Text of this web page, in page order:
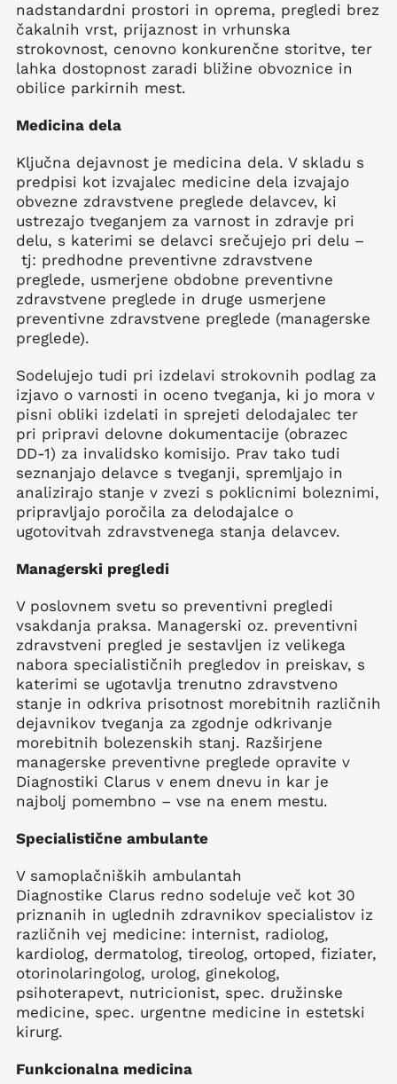
nadstandardni prostori in oprema, pregledi brez
čakalnih vrst, prijaznost in vrhunska
strokovnost, cenovno konkurenčne storitve, ter
lahka dostopnost zaradi bližine obvoznice in
obilice parkirnih mest.
Medicina dela
Ključna dejavnost je medicina dela. V skladu s
predpisi kot izvajalec medicine dela izvajajo
obvezne zdravstvene preglede delavcev, ki
ustrezajo tveganjem za varnost in zdravje pri
delu, s katerimi se delavci srečujejo pri delu –
tj: predhodne preventivne zdravstvene
preglede, usmerjene obdobne preventivne
zdravstvene preglede in druge usmerjene
preventivne zdravstvene preglede (managerske
preglede).
Sodelujejo tudi pri izdelavi strokovnih podlag za
izjavo o varnosti in oceno tveganja, ki jo mora v
pisni obliki izdelati in sprejeti delodajalec ter
pri pripravi delovne dokumentacije (obrazec
DD-1) za invalidsko komisijo. Prav tako tudi
seznanjajo delavce s tveganji, spremljajo in
analizirajo stanje v zvezi s poklicnimi boleznimi,
pripravljajo poročila za delodajalce o
ugotovitvah zdravstvenega stanja delavcev.
Managerski pregledi
V poslovnem svetu so preventivni pregledi
vsakdanja praksa. Managerski oz. preventivni
zdravstveni pregled je sestavljen iz velikega
nabora specialističnih pregledov in preiskav, s
katerimi se ugotavlja trenutno zdravstveno
stanje in odkriva prisotnost morebitnih različnih
dejavnikov tveganja za zgodnje odkrivanje
morebitnih bolezenskih stanj. Razširjene
managerske preventivne preglede opravite v
Diagnostiki Clarus v enem dnevu in kar je
najbolj pomembno – vse na enem mestu.
Specialistične ambulante
V samoplačniških ambulantah
Diagnostike Clarus redno sodeluje več kot 30
priznanih in uglednih zdravnikov specialistov iz
različnih vej medicine: internist, radiolog,
kardiolog, dermatolog, tireolog, ortoped, fiziater,
otorinolaringolog, urolog, ginekolog,
psihoterapevt, nutricionist, spec. družinske
medicine, spec. urgentne medicine in estetski
kirurg.
Funkcionalna medicina